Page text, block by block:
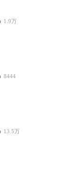
1.9万
8444
13.5万